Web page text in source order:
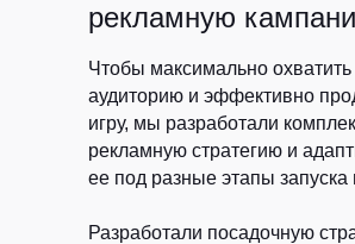
рекламную
Чтобы максимально охватить
аудиторию и эффективно
игру, мы разработали
рекламную стратегию и
ее под разные этапы запуска
Разработали посадочную